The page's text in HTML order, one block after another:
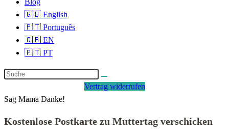
Blog
🇬🇧 English
🇵🇹 Português
🇬🇧 EN
🇵🇹 PT
Vertrag widerrufen
Sag Mama Danke!
Kostenlose Postkarte zu Muttertag verschicken